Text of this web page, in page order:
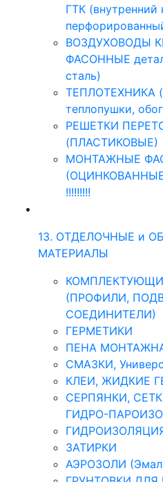
ГТК (внутренний
ВОЗДУХОВОДЫ
ФАСОННЫЕ
сталь)
ТЕПЛОТЕХНИКА
теплопушки,
РЕШЕТКИ
(ПЛАСТИКОВЫЕ)
МОНТАЖНЫЕ
!!!!!!!!!
13. ОТДЕЛОЧНЫЕ и
МАТЕРИАЛЫ
КОМПЛЕКТУЮЩИЕ
(ПРОФИЛИ,
СОЕДИНИТЕЛИ)
ГЕРМЕТИКИ
ПЕНА
СМАЗКИ,
КЛЕИ, ЖИДКИЕ
СЕРПЯНКИ,
ГИДРО-
ЗАТИРКИ
АЭРОЗОЛИ